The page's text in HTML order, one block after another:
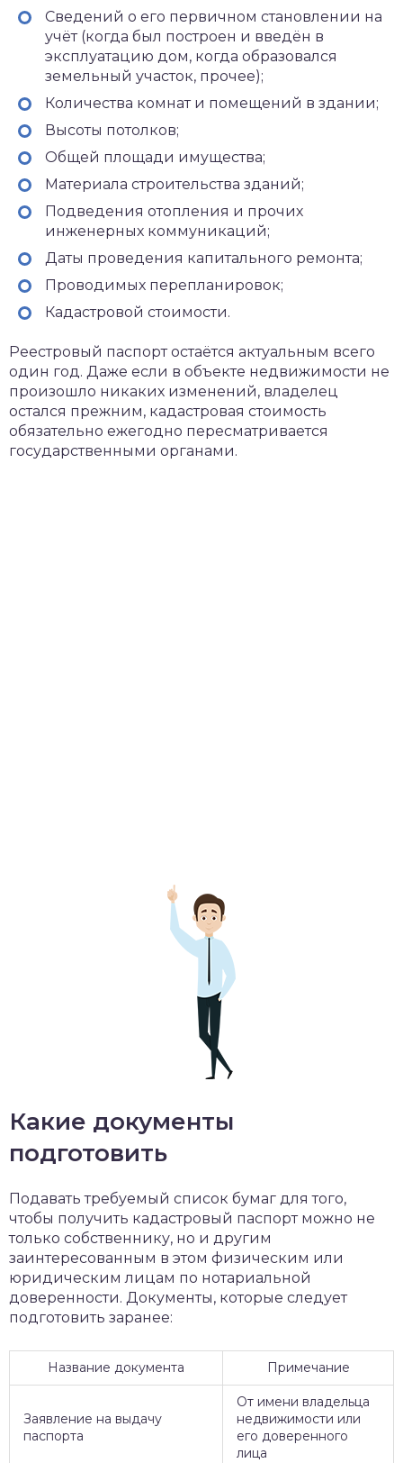
Сведений о его первичном становлении на
учёт (когда был построен и введён в
эксплуатацию дом, когда образовался
земельный участок, прочее);
Количества комнат и помещений в здании;
Высоты потолков;
Общей площади имущества;
Материала строительства зданий;
Подведения отопления и прочих
инженерных коммуникаций;
Даты проведения капитального ремонта;
Проводимых перепланировок;
Кадастровой стоимости.
Реестровый паспорт остаётся актуальным всего
один год. Даже если в объекте недвижимости не
произошло никаких изменений, владелец
остался прежним, кадастровая стоимость
обязательно ежегодно пересматривается
государственными органами.
Какие документы
подготовить
Подавать требуемый список бумаг для того,
чтобы получить кадастровый паспорт можно не
только собственнику, но и другим
заинтересованным в этом физическим или
юридическим лицам по нотариальной
доверенности. Документы, которые следует
подготовить заранее:
Название документа Примечание
Заявление на выдачу
паспорта
От имени владельца
недвижимости или
его доверенного
лица